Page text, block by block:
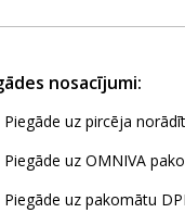
nosacījumi:
Piegāde uz pircēja
Piegāde uz OMNIVA
Piegāde uz pakomātu